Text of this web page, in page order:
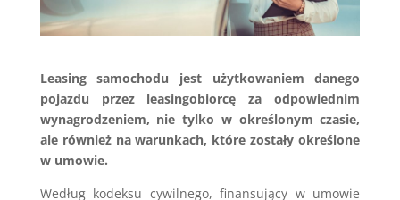
Leasing samochodu jest użytkowaniem danego
pojazdu przez leasingobiorcę za odpowiednim
wynagrodzeniem, nie tylko w określonym czasie,
ale również na warunkach, które zostały określone
w umowie.
Według kodeksu cywilnego, finansujący w umowie